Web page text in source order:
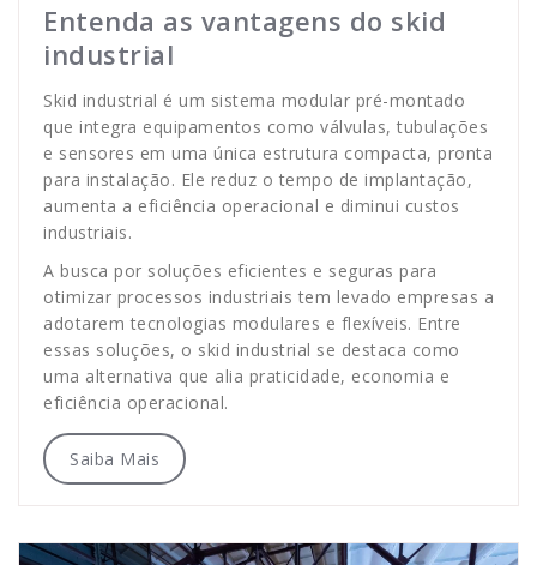
Entenda as vantagens do skid
industrial
Skid industrial é um sistema modular pré-montado
que integra equipamentos como válvulas, tubulações
e sensores em uma única estrutura compacta, pronta
para instalação. Ele reduz o tempo de implantação,
aumenta a eficiência operacional e diminui custos
industriais.
A busca por soluções eficientes e seguras para
otimizar processos industriais tem levado empresas a
adotarem tecnologias modulares e flexíveis. Entre
essas soluções, o skid industrial se destaca como
uma alternativa que alia praticidade, economia e
eficiência operacional.
Saiba Mais